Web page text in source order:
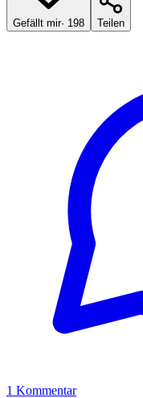
Gefällt mir· 198 Teilen
1 Kommentar